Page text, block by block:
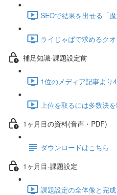
SEOで結果を出せる「
ライじゃぱで求めるク
補足知識-課題設定前
1位のメディア記事より
上位を取るには多数決
1ヶ月目の資料(音声・PDF)
ダウンロードはこちら
1ヶ月目-課題設定
課題設定の全体像と完